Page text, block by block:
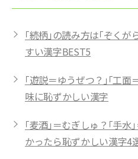
「続柄」の読み方は「ぞく
すい漢字BEST5
「遊説＝ゆうぜつ？」「工
味に恥ずかしい漢字
「麦酒」＝むぎしゅ？「手
かったら恥ずかしい漢字4